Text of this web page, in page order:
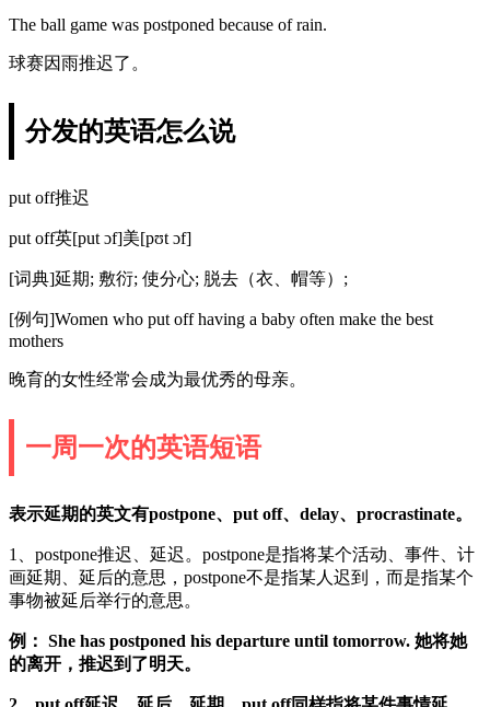
The ball game was postponed because of rain.
球赛因雨推迟了。
分发的英语怎么说
put off推迟
put off英[put ɔf]美[pʊt ɔf]
[词典]延期; 敷衍; 使分心; 脱去（衣、帽等）;
[例句]Women who put off having a baby often make the best
mothers
晚育的女性经常会成为最优秀的母亲。
一周一次的英语短语
表示延期的英文有postpone、put off、delay、procrastinate。
1、postpone推迟、延迟。postpone是指将某个活动、事件、计
画延期、延后的意思，postpone不是指某人迟到，而是指某个
事物被延后举行的意思。
例： She has postponed his departure until tomorrow. 她将她
的离开，推迟到了明天。